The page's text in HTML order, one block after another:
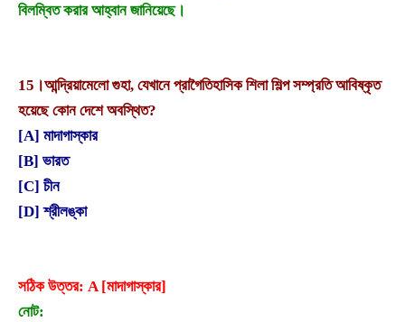
বিলম্বিত করার আহ্বান জানিয়েছে।
15।আন্দ্রিয়ামেলো গুহা, যেখানে প্রাগৈতিহাসিক শিলা শিল্প সম্প্রতি আবিষ্কৃত
হয়েছে কোন দেশে অবস্থিত?
[A] মাদাগাস্কার
[B] ভারত
[C] চীন
[D] শ্রীলঙ্কা
সঠিক উত্তর: A [মাদাগাস্কার]
নোট: